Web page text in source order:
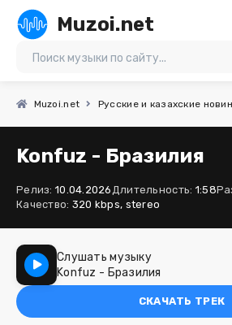
Muzoi.net
Muzoi.net Русские и казахские
Konfuz - Бразилия
Релиз: 10.04.2026Длительность: 1:58
Качество: 320 kbps, stereo
Слушать музыку
Konfuz - Бразилия
СКАЧАТЬ ТРЕК